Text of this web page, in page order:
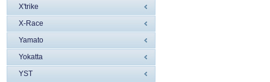
X'trike
X-Race
Yamato
Yokatta
YST